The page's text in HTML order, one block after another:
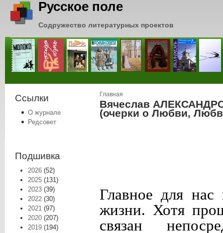
Русское поле
Содружество литературных проектов
Ссылки
О журнале
Редсовет
Подшивка
2026 (52)
2025 (131)
2023 (39)
2022 (30)
2021 (97)
2020 (207)
2019 (194)
Вы здесь
Главная
Вячеслав
(очерки о Любви,
Главное для
жизни. Хотя
связан